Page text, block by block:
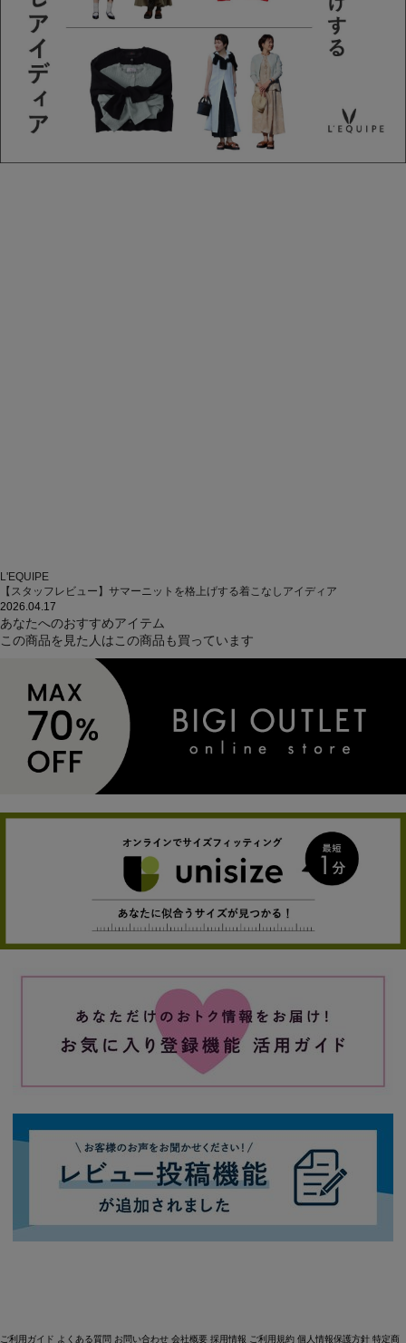
L'EQUIPE
【スタッフレビュー】サマーニットを格上げする着こなしアイディア
2026.04.17
あなたへのおすすめアイテム
この商品を見た人はこの商品も買っています
ご利用ガイド よくある質問 お問い合わせ 会社概要 採用情報 ご利用規約 個人情報保護方針 特定商